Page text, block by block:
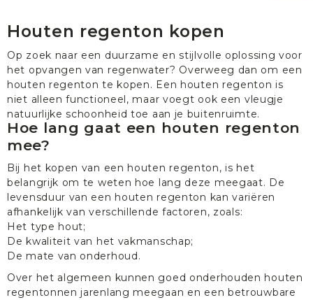
Houten regenton kopen
Op zoek naar een duurzame en stijlvolle oplossing voor
het opvangen van regenwater? Overweeg dan om een
houten regenton te kopen. Een houten regenton is
niet alleen functioneel, maar voegt ook een vleugje
natuurlijke schoonheid toe aan je buitenruimte.
Hoe lang gaat een houten regenton
mee?
Bij het kopen van een houten regenton, is het
belangrijk om te weten hoe lang deze meegaat. De
levensduur van een houten regenton kan variëren
afhankelijk van verschillende factoren, zoals:
Het type hout;
De kwaliteit van het vakmanschap;
De mate van onderhoud.
Over het algemeen kunnen goed onderhouden houten
regentonnen jarenlang meegaan en een betrouwbare